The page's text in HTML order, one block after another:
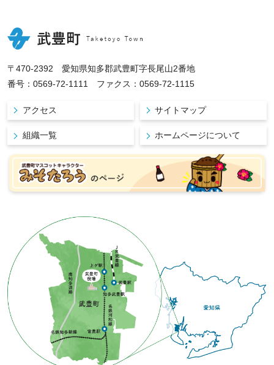
〒470-2392 愛知県知多郡武豊町字長尾山2番地
番号：0569-72-1111 ファクス：0569-72-1115
アクセス サイトマップ
組織一覧 ホームページについて